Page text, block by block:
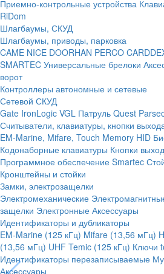
Приемно-контрольные устройства
RiDom
Шлагбаумы, СКУД
Шлагбаумы, приводы, парковка
CAME NICE DOORHAN PERCO
SMARTEC Универсальные брелоки
ворот
Контроллеры автономные и сетевые
Сетевой СКУД
Gate IronLogic VGL Патруль Quest
Считыватели, клавиатуры, кнопки
EM-Marine, Mifare, Touch Memory HID
Кодонаборные клавиатуры Кнопки
Программное обеспечение Smartec
Кронштейны и стойки
Замки, электрозащелки
Электромеханические
защелки Электронные Аксессуары
Идентификаторы и дубликаторы
EM-Marine (125 кГц) Mifare (13,56 мГц)
(13,56 мГц) UHF Temic (125 кГц) Ключи
Идентификаторы перезаписываемые
Аксессуары